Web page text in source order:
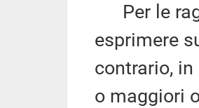
Per le
esprimere
contrario,
o maggiori